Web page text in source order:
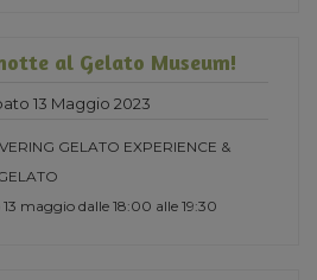
al Gelato Museum!
13 Maggio 2023
GELATO EXPERIENCE &
maggio dalle 18:00 alle 19:30